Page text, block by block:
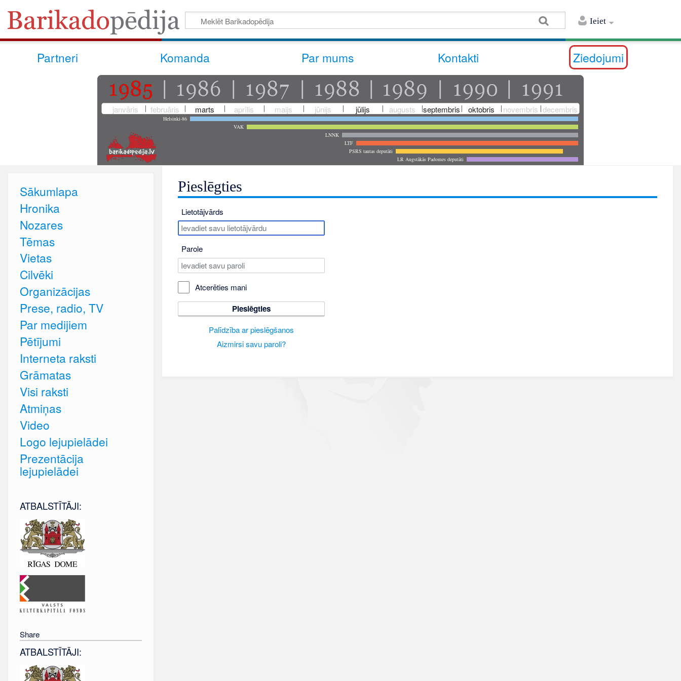
Ieiet
Partneri Komanda Par mums Kontakti Ziedojumi
janvāris februāris marts aprīlis maijs jūnijs jūlijs augusts septembris oktobris novembris decembris
Helsinki-86
VAK
LNNK
LTF
PSRS tautas deputāti
LR Augstākās Padomes deputāti
Pieslēgties
Lietotājvārds
Parole
Atcerēties mani
Pieslēgties
Palīdzība ar pieslēgšanos
Aizmirsi savu paroli?
Sākumlapa
Hronika
Nozares
Tēmas
Vietas
Cilvēki
Organizācijas
Prese, radio, TV
Par medijiem
Pētījumi
Interneta raksti
Grāmatas
Visi raksti
Atmiņas
Video
Logo lejupielādei
Prezentācija
lejupielādei
ATBALSTĪTĀJI:
Share
ATBALSTĪTĀJI: